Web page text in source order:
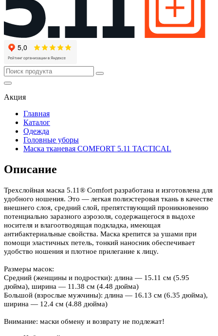
Акция
Главная
Каталог
Одежда
Головные уборы
Маска тканевая COMFORT 5.11 TACTICAL
Описание
Трехслойная маска 5.11® Comfort разработана и изготовлена для
удобного ношения. Это — легкая полиэстеровая ткань в качестве
внешнего слоя, средний слой, препятствующий проникновению
потенциально заразного аэрозоля, содержащегося в выдохе
носителя и влагоотводящая подкладка, имеющая
антибактериальные свойства. Маска крепится за ушами при
помощи эластичных петель, тонкий наносник обеспечивает
удобство ношения и плотное прилегание к лицу.
Размеры масок:
Средний (женщины и подростки): длина — 15.11 см (5.95
дюйма), ширина — 11.38 см (4.48 дюйма)
Большой (взрослые мужчины): длина — 16.13 см (6.35 дюйма),
ширина — 12.4 см (4.88 дюйма)
Внимание: маски обмену и возврату не подлежат!